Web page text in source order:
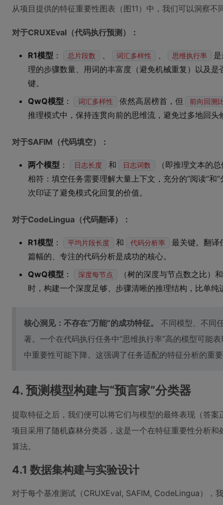
从项目提供的特征重要性图表（图11）中，我们可以洞察不
对于CRUXEval（代码执行预测）：
R1模型 ： 总片段数 、 词汇多样性 、 思维执行率
理的步骤数量、用词的丰富度（避免机械重复）以及
键。
QwQ模型 ： 词汇多样性 依然高居榜首，但 前向回溯
推理模式中，保持连贯向前的思维流，避免过多地回
对于SAFIM（代码填空）：
两个模型 ： 日志长度 和 日志词数
（即推理文本的
相符：填空任务需要理解大量上下文，充分的“阅读”和“
次印证了避免模式化回复的价值。
对于CodeLingua（代码翻译）：
R1模型 ： 平均片段长度 和 代码分析率
最关键。翻译
篇幅的、专注的代码分析是成功的核心。
QwQ模型 ： 深度每节点
（树的深度与节点数之比）和
时，构建一个深度足够、步骤清晰的推理结构，比单
核心洞见：不存在“万能”的成功特征。
不同模型、不同
著。一个在代码执行任务中“思维执行率”高的模型可能
中重要性可能下降。这强调了任务适配的特征分析的重
4. 预测模型构建与“预言家”分类器
提取特征之后，我们便可以将它们与模型的最终表现（答
项目采用了随机森林分类器，这是一个在特征重要性分析
算法。
4.1 数据集构建与实验设计
对于每个基准测试（CRUXEval, SAFIM, CodeLingua），